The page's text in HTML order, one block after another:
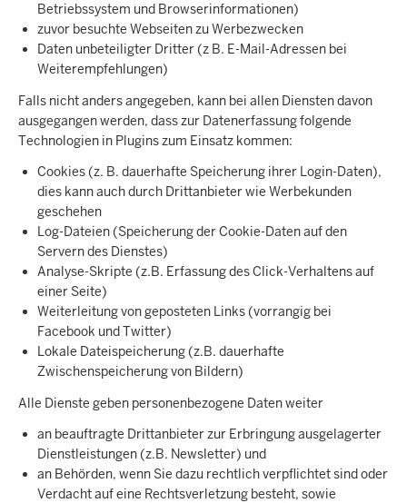
Betriebssystem und Browserinformationen)
zuvor besuchte Webseiten zu Werbezwecken
Daten unbeteiligter Dritter (z B. E-Mail-Adressen bei
Weiterempfehlungen)
Falls nicht anders angegeben, kann bei allen Diensten davon
ausgegangen werden, dass zur Datenerfassung folgende
Technologien in Plugins zum Einsatz kommen:
Cookies (z. B. dauerhafte Speicherung ihrer Login-Daten),
dies kann auch durch Drittanbieter wie Werbekunden
geschehen
Log-Dateien (Speicherung der Cookie-Daten auf den
Servern des Dienstes)
Analyse-Skripte (z.B. Erfassung des Click-Verhaltens auf
einer Seite)
Weiterleitung von geposteten Links (vorrangig bei
Facebook und Twitter)
Lokale Dateispeicherung (z.B. dauerhafte
Zwischenspeicherung von Bildern)
Alle Dienste geben personenbezogene Daten weiter
an beauftragte Drittanbieter zur Erbringung ausgelagerter
Dienstleistungen (z.B. Newsletter) und
an Behörden, wenn Sie dazu rechtlich verpflichtet sind oder
Verdacht auf eine Rechtsverletzung besteht, sowie